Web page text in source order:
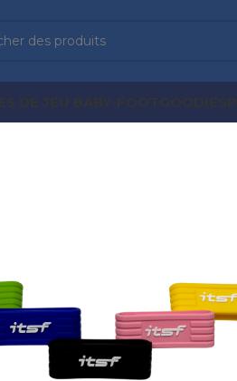
DE JEU BABY-FOOTGOODIES